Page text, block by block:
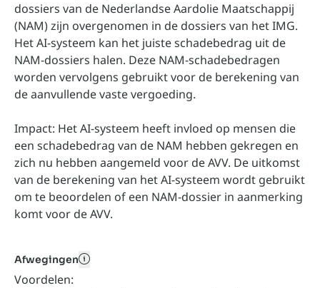
dossiers van de Nederlandse Aardolie Maatschappij
(NAM) zijn overgenomen in de dossiers van het IMG.
Het AI-systeem kan het juiste schadebedrag uit de
NAM-dossiers halen. Deze NAM-schadebedragen
worden vervolgens gebruikt voor de berekening van
de aanvullende vaste vergoeding.
Impact: Het AI-systeem heeft invloed op mensen die
een schadebedrag van de NAM hebben gekregen en
zich nu hebben aangemeld voor de AVV. De uitkomst
van de berekening van het AI-systeem wordt gebruikt
om te beoordelen of een NAM-dossier in aanmerking
komt voor de AVV.
Afwegingen
Voordelen: